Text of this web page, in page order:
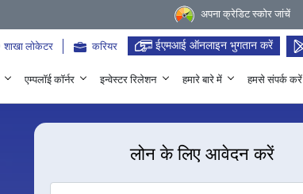
अपना क्रेडिट स्कोर जांचें
शाखा लोकेटर करियर ईएमआई ऑनलाइन भुगतान करें
एम्पलॉई कॉर्नर इन्वेस्टर रिलेशन हमारे बारे में हमसे संपर्क करें
लोन के लिए आवेदन करें